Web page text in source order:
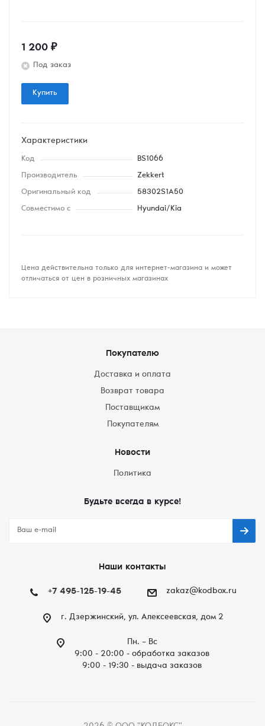
1 200 ₽
Под заказ
Купить
Характеристики
Код BS1066
Производитель Zekkert
Оригинальный код 58302S1A50
Совместимо с Hyundai/Kia
Цена действительна только для интернет-магазина и может
отличаться от цен в розничных магазинах
Покупателю
Доставка и оплата
Возврат товара
Поставщикам
Покупателям
Новости
Политика
Будьте всегда в курсе!
Наши контакты
+7 495-125-19-45 zakaz@kodbox.ru
г. Дзержинский, ул. Алексеевская, дом 2
Пн. – Вc
9:00 - 20:00 - обработка заказов
9:00 - 19:30 - выдача заказов